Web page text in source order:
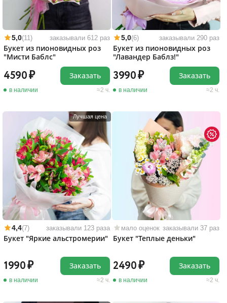
5,0(11) заказывали 612 раз
Букет из пионовидных роз
"Мисти Баблс"
4590
в наличии 2 ч.
Заказать
5,0(6) заказывали 290 раз
Букет из пионовидных роз
"Лавандер Баблз!"
3990
в наличии 2 ч.
Заказать
Лучшая цена
4,4(7) заказывали 123 раза
Букет "Яркие альстромерии"
1990
в наличии 2 ч.
Заказать
мало оценок заказывали 37 раз
Букет "Теплые деньки"
2490
в наличии 2 ч.
Заказать